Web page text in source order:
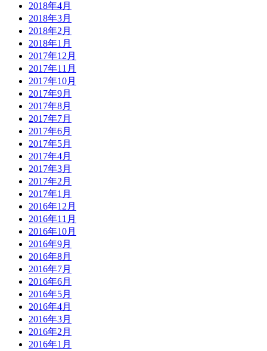
2018年4月
2018年3月
2018年2月
2018年1月
2017年12月
2017年11月
2017年10月
2017年9月
2017年8月
2017年7月
2017年6月
2017年5月
2017年4月
2017年3月
2017年2月
2017年1月
2016年12月
2016年11月
2016年10月
2016年9月
2016年8月
2016年7月
2016年6月
2016年5月
2016年4月
2016年3月
2016年2月
2016年1月